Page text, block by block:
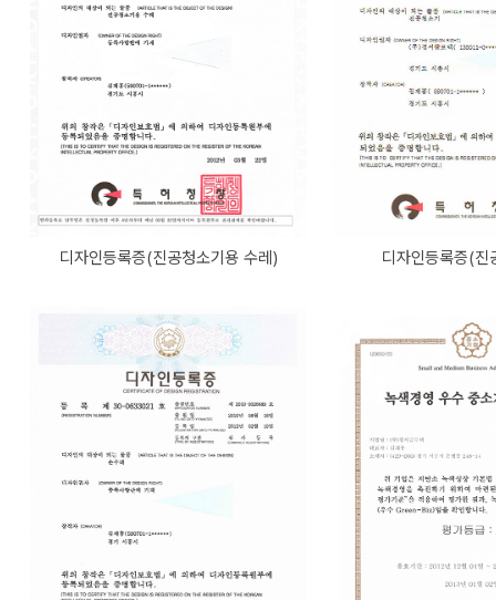
디자인등록증(진공청소기용 수레) 디자인등록증(진